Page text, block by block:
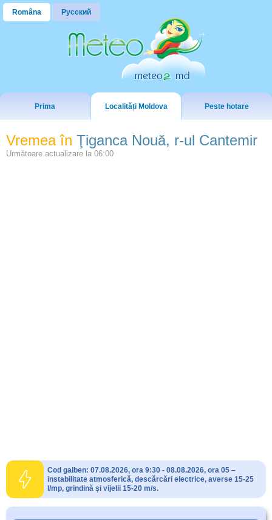
Româna Русский
Prima Localități Moldova Peste hotare
Vremea în Ţiganca Nouă, r-ul Cantemir
Următoare actualizare la 06:00
Cod galben: 07.08.2026, ora 9:30 - 08.08.2026, ora 05 –
instabilitate atmosferică, descărcări electrice, averse 15-25
l/mp, grindină și vijelii 15-20 m/s.